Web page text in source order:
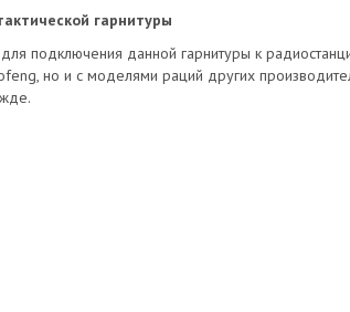
гарнитуры
подключения данной гарнитуры к
но и с моделями раций других